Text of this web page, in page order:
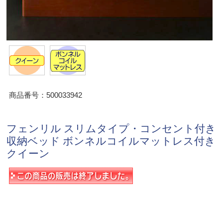
商品番号：500033942
フェンリル スリムタイプ・コンセント付き
収納ベッド ボンネルコイルマットレス付き
クイーン